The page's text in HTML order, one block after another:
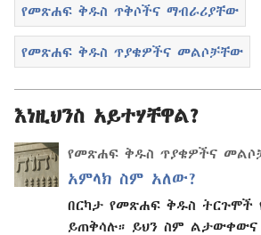
የመጽሐፍ ቅዱስ ጥቅሶችና ማብራሪያቸው
የመጽሐፍ ቅዱስ ጥያቄዎችና መልሶቻቸው
እነዚህንስ አይተሃቸዋል?
የመጽሐፍ ቅዱስ ጥያቄዎችና
አምላክ ስም አለው?
በርካታ የመጽሐፍ ቅዱስ ትርጉሞች
ይጠቅሳሉ። ይህን ስም